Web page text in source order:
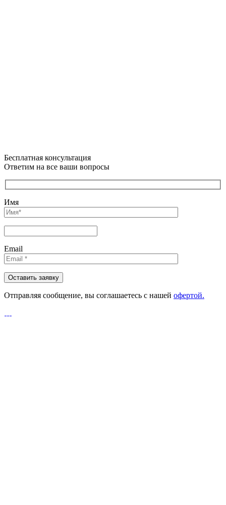
Бесплатная консультация
Ответим на все ваши вопросы
Имя
Email
Отправляя сообщениe, вы соглашаетесь с нашей офертой.